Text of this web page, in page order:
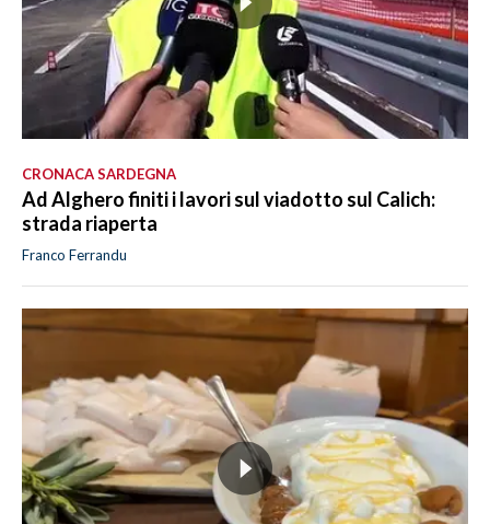
CRONACA SARDEGNA
Ad Alghero finiti i lavori sul viadotto sul Calich:
strada riaperta
Franco Ferrandu